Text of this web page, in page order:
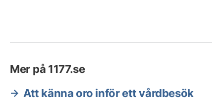
Mer på 1177.se
Att känna oro inför ett vårdbesök